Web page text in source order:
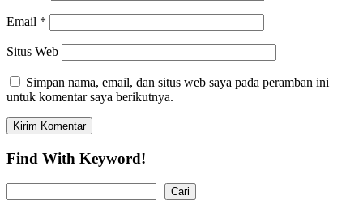
Email *
Situs Web
Simpan nama, email, dan situs web saya pada peramban ini
untuk komentar saya berikutnya.
Find With Keyword!
Cari